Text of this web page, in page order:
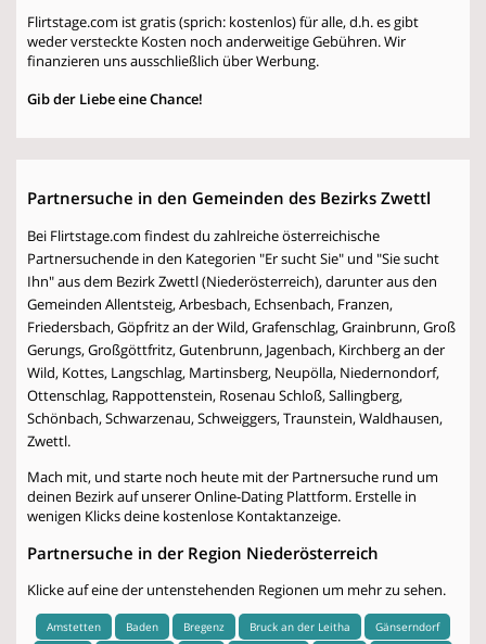
Flirtstage.com ist gratis (sprich: kostenlos) für alle, d.h. es gibt
weder versteckte Kosten noch anderweitige Gebühren. Wir
finanzieren uns ausschließlich über Werbung.
Gib der Liebe eine Chance!
Partnersuche in den Gemeinden des Bezirks Zwettl
Bei Flirtstage.com findest du zahlreiche österreichische
Partnersuchende in den Kategorien "Er sucht Sie" und "Sie sucht
Ihn" aus dem Bezirk Zwettl (Niederösterreich), darunter aus den
Gemeinden Allentsteig, Arbesbach, Echsenbach, Franzen,
Friedersbach, Göpfritz an der Wild, Grafenschlag, Grainbrunn, Groß
Gerungs, Großgöttfritz, Gutenbrunn, Jagenbach, Kirchberg an der
Wild, Kottes, Langschlag, Martinsberg, Neupölla, Niedernondorf,
Ottenschlag, Rappottenstein, Rosenau Schloß, Sallingberg,
Schönbach, Schwarzenau, Schweiggers, Traunstein, Waldhausen,
Zwettl.
Mach mit, und starte noch heute mit der Partnersuche rund um
deinen Bezirk auf unserer Online-Dating Plattform. Erstelle in
wenigen Klicks deine kostenlose Kontaktanzeige.
Partnersuche in der Region Niederösterreich
Klicke auf eine der untenstehenden Regionen um mehr zu sehen.
Amstetten Baden Bregenz Bruck an der Leitha
Gänserndorf